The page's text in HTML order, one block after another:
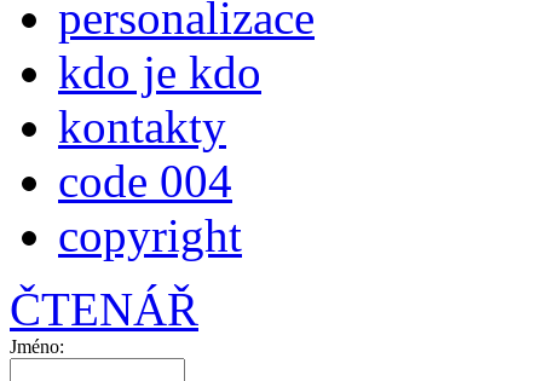
personalizace
kdo je kdo
kontakty
code 004
copyright
ČTENÁŘ
Jméno: